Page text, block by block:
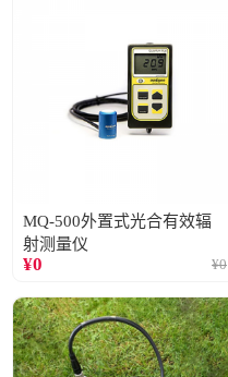
MQ-500外置式光合有效辐
射测量仪
¥0 ¥0